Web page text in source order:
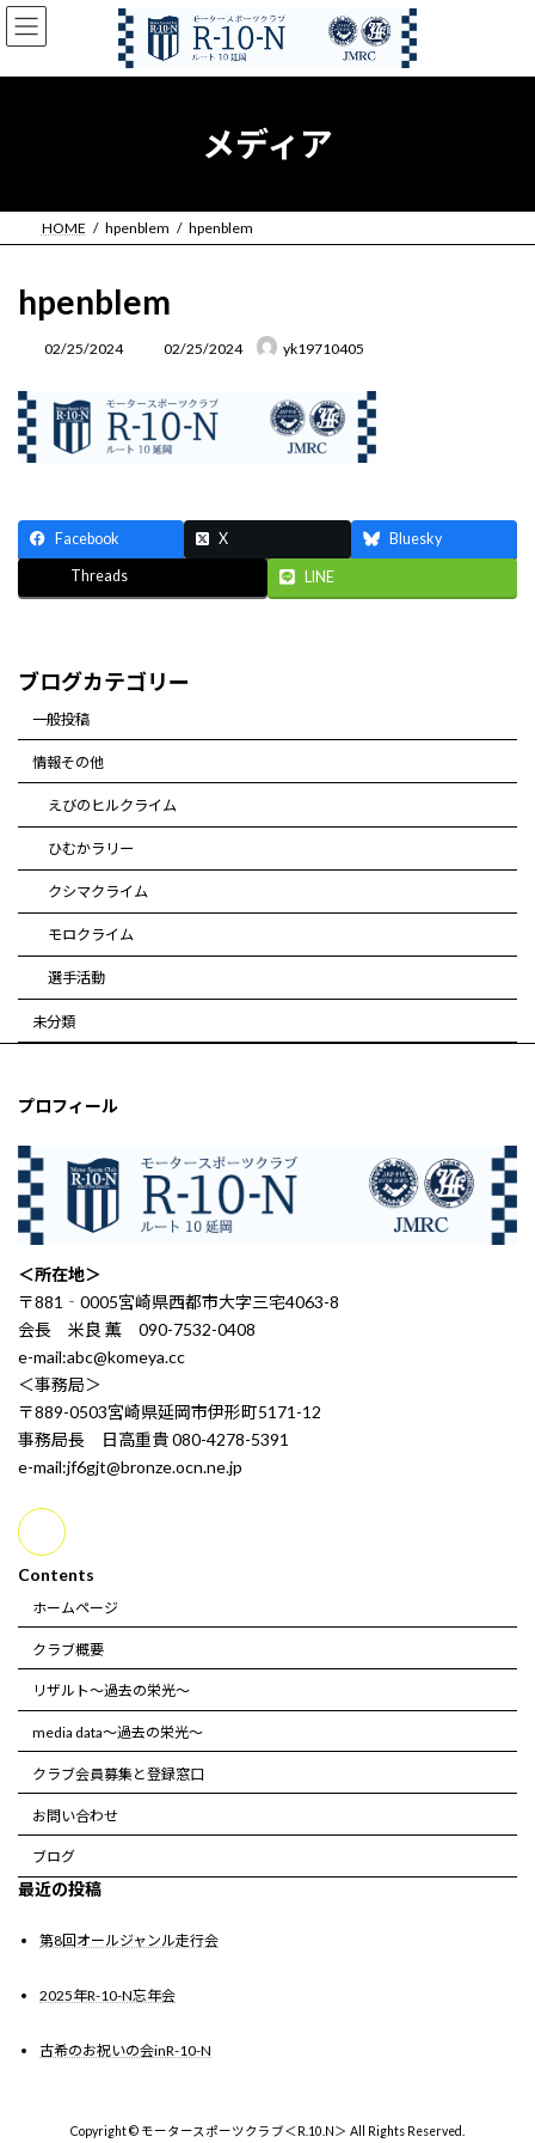
コ
ン
ン
ナ
ビ
ー
メディア
HOME hpenblem hpenblem
hpenblem
02/25/2024
最
新
日
時
02/25/2024 yk19710405
Facebook X Bluesky
Threads LINE
ブログカテゴリー
一般投稿
情報その他
えびのヒルクライム
ひむかラリー
クシマクライム
モロクライム
選手活動
未分類
プロフィール
＜所在地＞
〒881‐0005宮崎県西都市大字三宅4063-8
会長 米良 薫 090-7532-0408
e-mail:abc@komeya.cc
＜事務局＞
〒889-0503宮崎県延岡市伊形町5171-12
事務局長 日高重貴 080-4278-5391
e-mail:jf6gjt@bronze.ocn.ne.jp
Contents
ホームページ
クラブ概要
リザルト～過去の栄光～
media data～過去の栄光～
クラブ会員募集と登録窓口
お問い合わせ
ブログ
最近の投稿
第8回オールジャンル走行会
2025年R-10-N忘年会
古希のお祝いの会inR-10-N
Copyright © モータースポーツクラブ＜R.10.N＞ All Rights Reserved.